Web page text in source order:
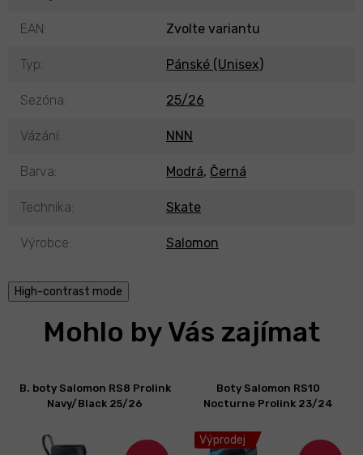
EAN: Zvolte variantu
Typ: Pánské (Unisex)
Sezóna: 25/26
Vázání: NNN
Barva: Modrá, Černá
Technika: Skate
Výrobce: Salomon
High-contrast mode
Mohlo by Vás zajímat
B. boty Salomon RS8 Prolink
Navy/Black 25/26
Výprodej
Boty Salomon RS10
Nocturne Prolink 23/24